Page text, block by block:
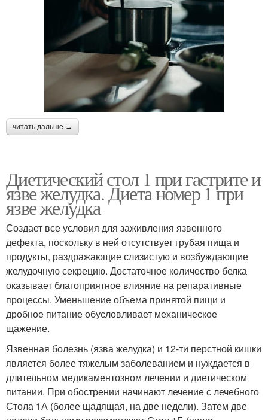
читать дальше →
Диетический стол 1 при гастрите и
язве желудка. Диета номер 1 при
язве желудка
Создает все условия для заживления язвенного
дефекта, поскольку в ней отсутствует грубая пища и
продукты, раздражающие слизистую и возбуждающие
желудочную секрецию. Достаточное количество белка
оказывает благоприятное влияние на репаративные
процессы. Уменьшение объема принятой пищи и
дробное питание обусловливает механическое
щажение.
Язвенная болезнь (язва желудка) и 12-ти перстной кишки
является более тяжелым заболеванием и нуждается в
длительном медикаментозном лечении и диетическом
питании. При обострении начинают лечение с лечебного
Стола 1А (более щадящая, на две недели). Затем две